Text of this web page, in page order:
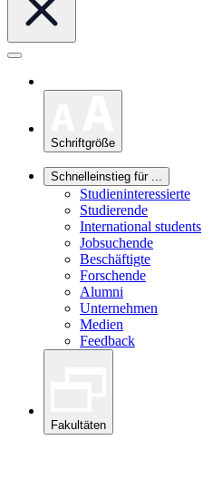
Schriftgröße
Schnelleinstieg für ...
Studieninteressierte
Studierende
International students
Jobsuchende
Beschäftigte
Forschende
Alumni
Unternehmen
Medien
Feedback
Fakultäten